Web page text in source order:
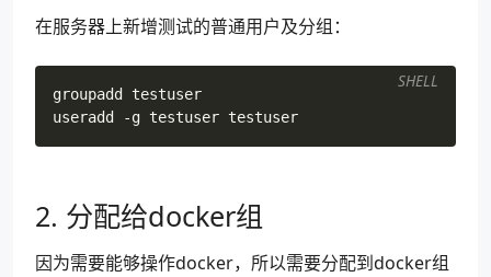
在服务器上新增测试的普通用户及分组：
SHELL
2. 分配给docker组
因为需要能够操作docker，所以需要分配到docker组